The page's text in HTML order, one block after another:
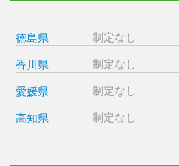
徳島県 制定なし
香川県 制定なし
愛媛県 制定なし
高知県 制定なし